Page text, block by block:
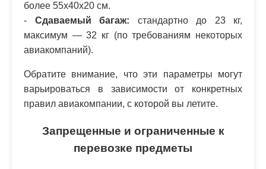
более 55х40х20 см.
- Сдаваемый багаж: стандартно до 23 кг,
максимум — 32 кг (по требованиям некоторых
авиакомпаний).
Обратите внимание, что эти параметры могут
варьироваться в зависимости от конкретных
правил авиакомпании, с которой вы летите.
Запрещенные и ограниченные к
перевозке предметы